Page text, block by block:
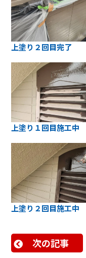
上塗り２回目完了
上塗り１回目施工中
上塗り２回目施工中
次の記事